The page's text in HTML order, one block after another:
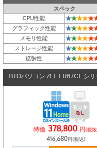
スペック
CPU性能
★★★★★
グラフィック性能 ★★★★★
メモリ性能 ★★★★★
ストレージ性能 ★★★★★
拡張性 ★★★★★
BTOパソコン ZEFT R67CL シリ
特価 378,800 円(税
416,680円(税込)